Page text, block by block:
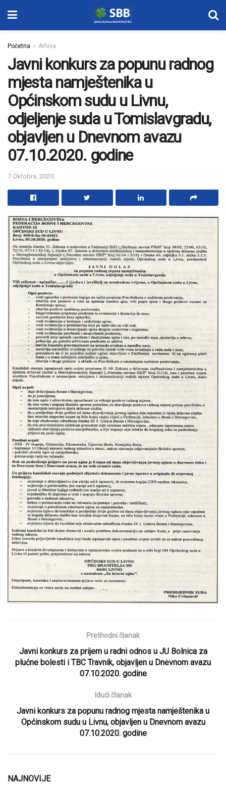
Početna Arhiva
Javni konkurs za popunu radnog
mjesta namještenika u
Općinskom sudu u Livnu,
odjeljenje suda u Tomislavgradu,
objavljen u Dnevnom avazu
07.10.2020. godine
7 Oktobra, 2020
Prethodni članak
Javni konkurs za prijem u radni odnos u JU Bolnica za
plućne bolesti i TBC Travnik, objavljen u Dnevnom avazu
07.10.2020. godine
Idući članak
Javni konkurs za popunu radnog mjesta namještenika u
Općinskom sudu u Livnu, objavljen u Dnevnom avazu
07.10.2020. godine
NAJNOVIJE